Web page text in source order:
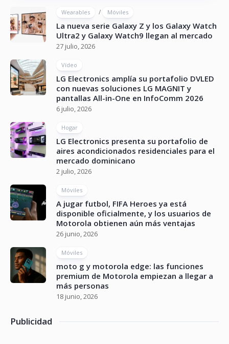
Wearables / Móviles
La nueva serie Galaxy Z y los Galaxy Watch
Ultra2 y Galaxy Watch9 llegan al mercado
27 julio, 2026
Vídeo
LG Electronics amplía su portafolio DVLED
con nuevas soluciones LG MAGNIT y
pantallas All-in-One en InfoComm 2026
6 julio, 2026
Hogar
LG Electronics presenta su portafolio de
aires acondicionados residenciales para el
mercado dominicano
2 julio, 2026
Móviles
A jugar futbol, FIFA Heroes ya está
disponible oficialmente, y los usuarios de
Motorola obtienen aún más ventajas
26 junio, 2026
Móviles
moto g y motorola edge: las funciones
premium de Motorola empiezan a llegar a
más personas
18 junio, 2026
Publicidad